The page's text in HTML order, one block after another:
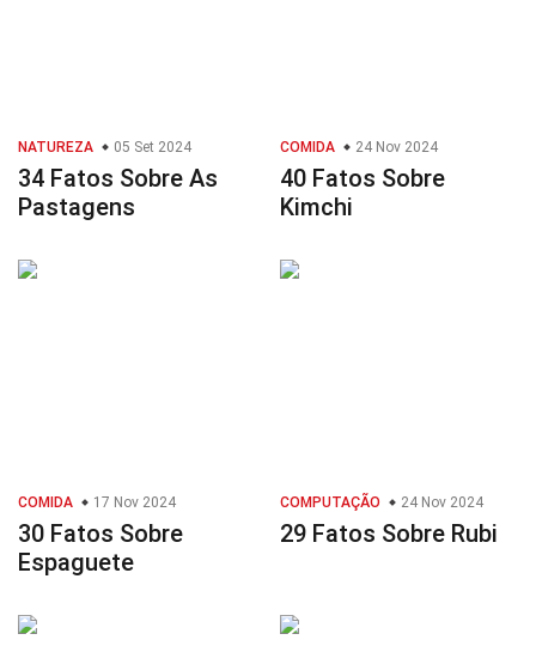
NATUREZA 05 Set 2024
34 Fatos Sobre As
Pastagens
COMIDA 24 Nov 2024
40 Fatos Sobre
Kimchi
COMIDA 17 Nov 2024
30 Fatos Sobre
Espaguete
COMPUTAÇÃO 24 Nov 2024
29 Fatos Sobre Rubi